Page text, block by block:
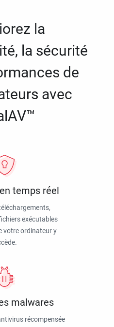
la
la sécurité
de
avec
temps réel
exécutables
votre ordinateur y
malwares
récompensée